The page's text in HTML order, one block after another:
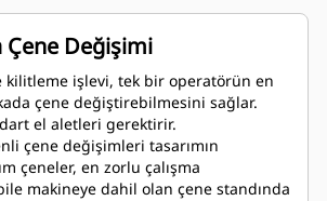
Nesil Cat operatör ekranına
sisteminiz için yerel Cat temsilciniz
tek destek noktası.
Çene Değişimi
kilitleme işlevi, tek bir operatörün en
çene değiştirebilmesini sağlar.
el aletleri gerektirir.
çene değişimleri tasarımın
çeneler, en zorlu çalışma
makineye dahil olan çene standında